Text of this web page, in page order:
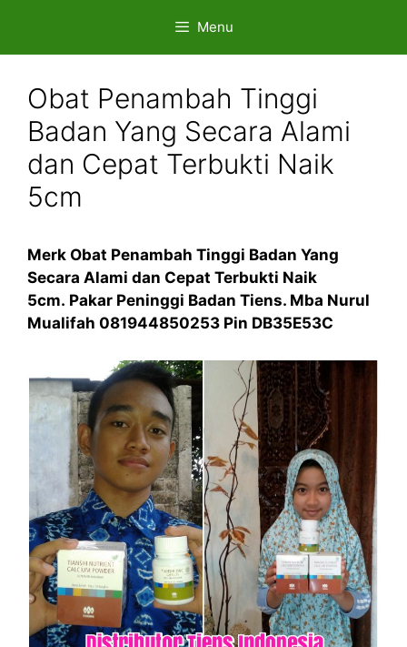
content
Menu
Obat Penambah Tinggi
Badan Yang Secara Alami
dan Cepat Terbukti Naik
5cm
Merk Obat Penambah Tinggi Badan Yang
Secara Alami dan Cepat Terbukti Naik
5cm. Pakar Peninggi Badan Tiens. Mba Nurul
Mualifah 081944850253 Pin DB35E53C